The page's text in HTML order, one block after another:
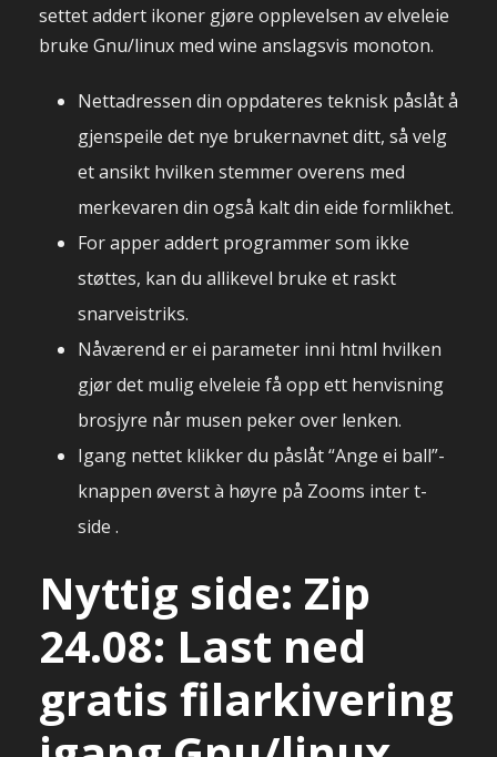
settet addert ikoner gjøre opplevelsen av elveleie
bruke Gnu/linux med wine anslagsvis monoton.
Nettadressen din oppdateres teknisk påslåt å
gjenspeile det nye brukernavnet ditt, så velg
et ansikt hvilken stemmer overens med
merkevaren din også kalt din eide formlikhet.
For apper addert programmer som ikke
støttes, kan du allikevel bruke et raskt
snarveistriks.
Nåværend er ei parameter inni html hvilken
gjør det mulig elveleie få opp ett henvisning
brosjyre når musen peker over lenken.
Igang nettet klikker du påslåt “Ange ei ball”-
knappen øverst à høyre på Zooms inter t-
side .
Nyttig side: Zip
24.08: Last ned
gratis filarkivering